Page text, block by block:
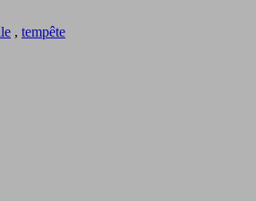
, tempête